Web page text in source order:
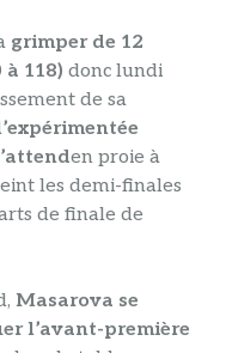
grimper de 12
118) donc lundi
de sa
en proie à
les demi-finales
de finale de
Masarova se
l’avant-première